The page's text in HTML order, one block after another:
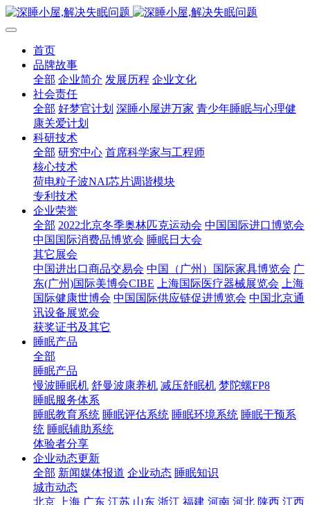
首页
品牌故事
全部 企业简介 发展历程 企业文化
社会责任
全部 好梦官计划 深睡小屋进万家 青少年睡眠与心理健
康关爱计划
科研技术
全部 研究中心 首席科学家与工程师
核心技术
荷电粒子波NAI芯片调谐模块
专利技术
企业荣誉
全部 2022北京冬季奥林匹克运动会 中国国际进口博览会
中国国际消费品博览会 睡眠日大会
其它展会
中国进出口商品交易会 中国（广州）国际家具博览会 广
东(广州)国际美博会CIBE
上海国际医疗器械展览会
上海
国际健康世博会 中国国际供应链促进博览会 中国北京通
讯设备展览会
获奖证书及其它
睡眠产品
全部
睡眠产品
慢波睡眠机 舒曼波康养机 减压舒眠机 梦陀螺FP8
睡眠服务体系
睡眠教育系统 睡眠评估系统 睡眠环境系统 睡眠干预系
统 睡眠辅助系统
体验者分享
企业动态更新
全部 新闻媒体报道 企业动态 睡眠知识
城市动态
北京
上海 广东 江苏 山东 浙江 福建 河南 河北 陕西 江西